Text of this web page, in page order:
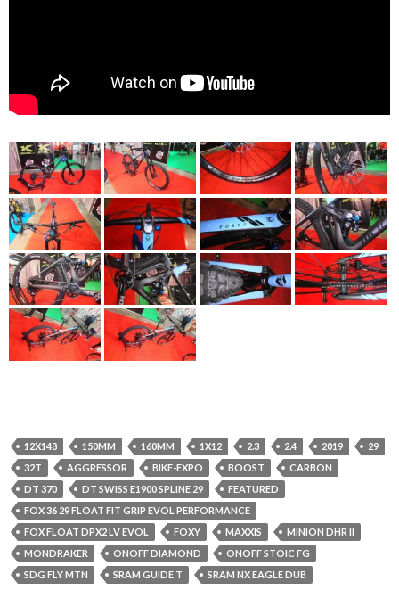
12X148 150MM 160MM 1X12 2.3 2.4 2019
29
32T
AGGRESSOR BIKE-EXPO BOOST
CARBON
DT 370
DT SWISS E1900 SPLINE 29
FEATURED
FOX 36 29 FLOAT FIT GRIP EVOL PERFORMANCE
FOX FLOAT DPX2 LV EVOL
FOXY MAXXIS
MINION DHR II
MONDRAKER
ONOFF DIAMOND
ONOFF STOIC FG
SDG FLY MTN
SRAM GUIDE T SRAM NX EAGLE DUB